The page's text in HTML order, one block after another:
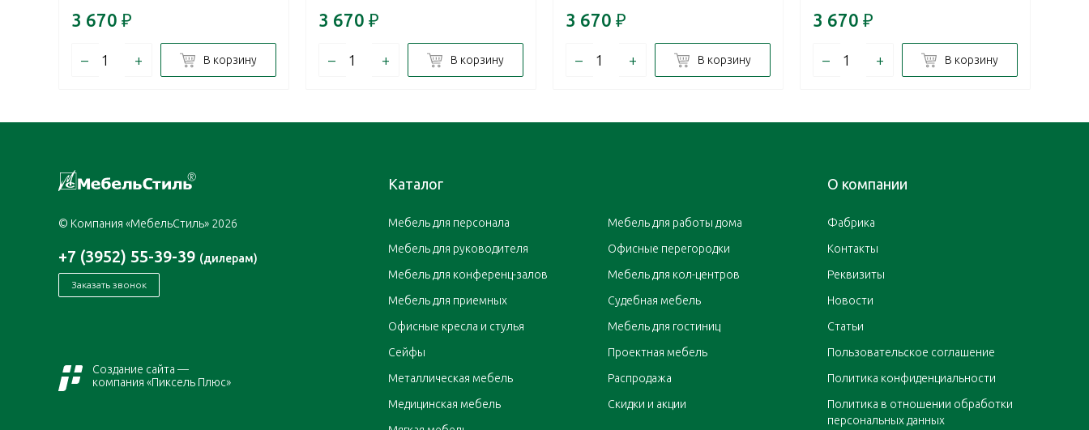
3 670 ₽
– + В корзину
3 670 ₽
– + В корзину
3 670 ₽
– + В корзину
3 670 ₽
– + В корзину
© Компания «МебельСтиль» 2026
+7 (3952) 55-39-39 (дилерам)
Заказать звонок
Создание сайта —
компания «Пиксель Плюс»
Каталог
Мебель для персонала
Мебель для руководителя
Мебель для конференц-залов
Мебель для приемных
Офисные кресла и стулья
Сейфы
Металлическая мебель
Медицинская мебель
Мебель для работы дома
Офисные перегородки
Мебель для кол-центров
Судебная мебель
Мебель для гостиниц
Проектная мебель
Распродажа
Скидки и акции
О компании
Фабрика
Контакты
Реквизиты
Новости
Статьи
Пользовательское соглашение
Политика конфиденциальности
Политика в отношении обработки
персональных данных